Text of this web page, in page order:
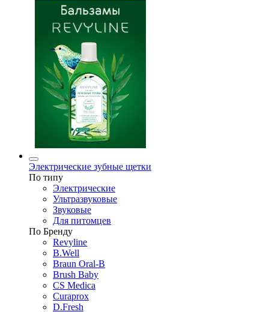
Электрические зубные щетки
По типу
Электрические
Ультразвуковые
Звуковые
Для питомцев
По Бренду
Revyline
B.Well
Braun Oral-B
Brush Baby
CS Medica
Curaprox
D.Fresh